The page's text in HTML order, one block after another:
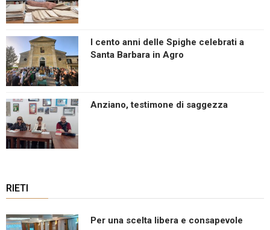
I cento anni delle Spighe celebrati a
Santa Barbara in Agro
Anziano, testimone di saggezza
RIETI
Per una scelta libera e consapevole